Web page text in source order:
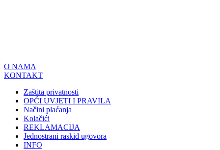
O NAMA
KONTAKT
Zaštita privatnosti
OPĆI UVJETI I PRAVILA
Načini plaćanja
Kolačići
REKLAMACIJA
Jednostrani raskid ugovora
INFO